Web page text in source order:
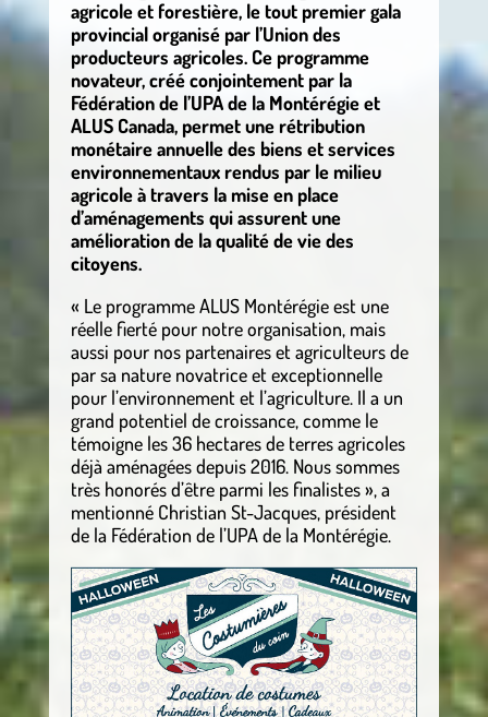
agricole et forestière, le tout premier gala
provincial organisé par l’Union des
producteurs agricoles. Ce programme
novateur, créé conjointement par la
Fédération de l’UPA de la Montérégie et
ALUS Canada, permet une rétribution
monétaire annuelle des biens et services
environnementaux rendus par le milieu
agricole à travers la mise en place
d’aménagements qui assurent une
amélioration de la qualité de vie des
citoyens.
« Le programme ALUS Montérégie est une
réelle fierté pour notre organisation, mais
aussi pour nos partenaires et agriculteurs de
par sa nature novatrice et exceptionnelle
pour l’environnement et l’agriculture. Il a un
grand potentiel de croissance, comme le
témoigne les 36 hectares de terres agricoles
déjà aménagées depuis 2016. Nous sommes
très honorés d’être parmi les finalistes », a
mentionné Christian St-Jacques, président
de la Fédération de l’UPA de la Montérégie.